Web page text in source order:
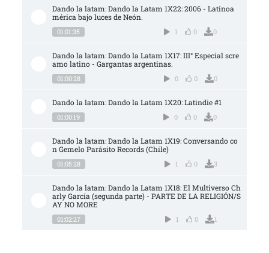
Dando la latam: Dando la Latam 1X22: 2006 - Latinoa
mérica bajo luces de Neón.
01:01:35 1 0 0
Dando la latam: Dando la Latam 1X17: III° Especial scre
amo latino - Gargantas argentinas.
01:00:28 0 0 0
Dando la latam: Dando la Latam 1X20: Latindie #1
01:00:19 0 0 0
Dando la latam: Dando la Latam 1X19: Conversando co
n Gemelo Parásito Records (Chile)
01:05:28 1 0 3
Dando la latam: Dando la Latam 1X18: El Multiverso Ch
arly García (segunda parte) - PARTE DE LA RELIGIÓN/S
AY NO MORE
01:02:27 1 0 1